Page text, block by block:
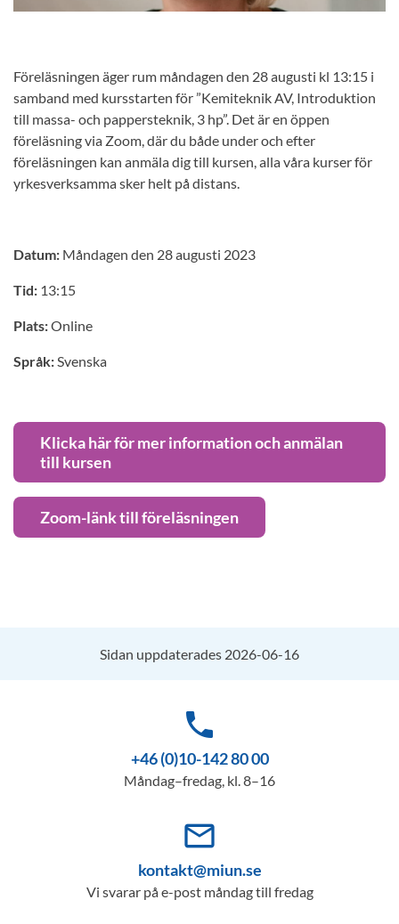
Föreläsningen äger rum måndagen den 28 augusti kl 13:15 i
samband med kursstarten för ”Kemiteknik AV, Introduktion
till massa- och pappersteknik, 3 hp”. Det är en öppen
föreläsning via Zoom, där du både under och efter
föreläsningen kan anmäla dig till kursen, alla våra kurser för
yrkesverksamma sker helt på distans.
Datum: Måndagen den 28 augusti 2023
Tid: 13:15
Plats:Online
Språk:Svenska
Klicka här för mer information och anmälan
till kursen
Zoom-länk till föreläsningen
Sidan uppdaterades 2026-06-16
phone
+46 (0)10-142 80 00
Måndag–fredag, kl. 8–16
mail_outline
kontakt@miun.se
Vi svarar på e-post måndag till fredag